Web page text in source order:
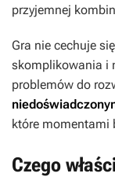
przyjemnej
Gra nie cechuje
skomplikowania i
problemów do
które momentami
Czego